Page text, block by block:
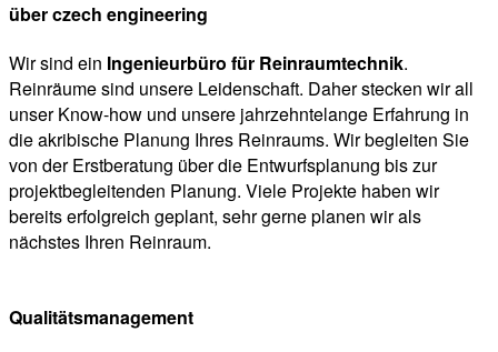
über czech engineering
Wir sind ein Ingenieurbüro für Reinraumtechnik.
Reinräume sind unsere Leidenschaft. Daher stecken wir all
unser Know-how und unsere jahrzehntelange Erfahrung in
die akribische Planung Ihres Reinraums. Wir begleiten Sie
von der Erstberatung über die Entwurfsplanung bis zur
projektbegleitenden Planung. Viele Projekte haben wir
bereits erfolgreich geplant, sehr gerne planen wir als
nächstes Ihren Reinraum.
Qualitätsmanagement